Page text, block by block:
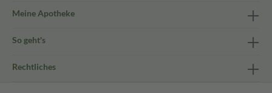
Meine Apotheke
So geht's
Rechtliches